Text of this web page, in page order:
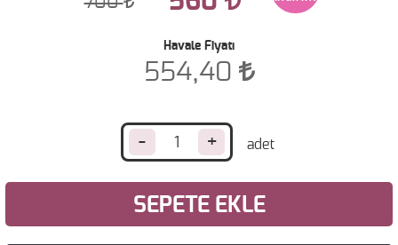
Havale Fiyatı
554,40
- +
SEPETE EKLE